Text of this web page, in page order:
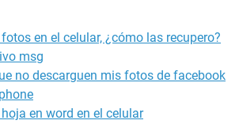
en el celular, ¿cómo las recupero?
msg
no descarguen mis fotos de facebook
en word en el celular